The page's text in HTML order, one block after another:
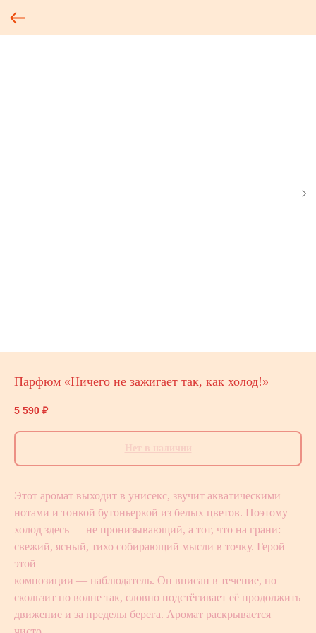
Парфюм «Ничего не зажигает так, как холод!»
5 590 ₽
Нет в наличии
Этот аромат выходит в унисекс, звучит акватическими
нотами и тонкой бутоньеркой из белых цветов. Поэтому
холод здесь — не пронизывающий, а тот, что на грани:
свежий, ясный, тихо собирающий мысли в точку. Герой
этой
композиции — наблюдатель. Он вписан в течение, но
скользит по волне так, словно подстёгивает её продолжить
движение и за пределы берега. Аромат раскрывается